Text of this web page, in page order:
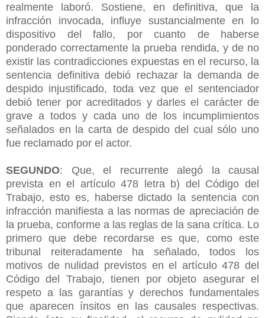
realmente laboró. Sostiene, en definitiva, que la
infracción invocada, influye sustancialmente en lo
dispositivo del fallo, por cuanto de haberse
ponderado correctamente la prueba rendida, y de no
existir las contradicciones expuestas en el recurso, la
sentencia definitiva debió rechazar la demanda de
despido injustificado, toda vez que el sentenciador
debió tener por acreditados y darles el carácter de
grave a todos y cada uno de los incumplimientos
señalados en la carta de despido del cual sólo uno
fue reclamado por el actor.
SEGUNDO: Que, el recurrente alegó la causal
prevista en el artículo 478 letra b) del Código del
Trabajo, esto es, haberse dictado la sentencia con
infracción manifiesta a las normas de apreciación de
la prueba, conforme a las reglas de la sana crítica. Lo
primero que debe recordarse es que, como este
tribunal reiteradamente ha señalado, todos los
motivos de nulidad previstos en el artículo 478 del
Código del Trabajo, tienen por objeto asegurar el
respeto a las garantías y derechos fundamentales
que aparecen ínsitos en las causales respectivas.